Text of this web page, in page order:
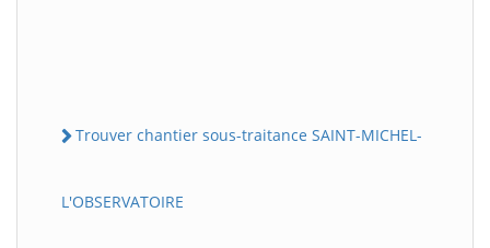
Trouver chantier sous-traitance SAINT-MICHEL-
L'OBSERVATOIRE